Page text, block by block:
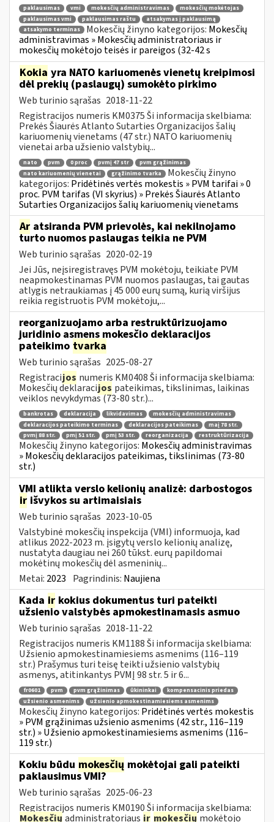
paklausimas vmi mokesčių administravimas
mokesčių mokėtojas
paklausimas vmi
paklausimas raštu
atsakymas į paklausimą
atsakymo terminas
Mokesčių žinyno kategorijos: Mokesčių
administravimas » Mokesčių administratoriaus ir
mokesčių mokėtojo teisės ir pareigos (32-42 s
Kokia yra NATO kariuomenės vienetų kreipimosi
dėl prekių (paslaugų) sumokėto pirkimo
Web turinio sąrašas 2018-11-22
Registracijos numeris KM0375 Ši informacija skelbiama:
Prekės Šiaurės Atlanto Sutarties Organizacijos šalių
kariuomenių vienetams (47 str.) NATO kariuomenių
vienetai arba užsienio valstybių...
nato pvm 0 proc pvmį 47 str
pvm grąžinimas
nato kariuomenių vienetai
grąžinimo tvarka
Mokesčių žinyno
kategorijos: Pridėtinės vertės mokestis » PVM tarifai » 0
proc. PVM tarifas (VI skyrius) » Prekės Šiaurės Atlanto
Sutarties Organizacijos šalių kariuomenių vienetams
Ar atsiranda PVM prievolės, kai nekilnojamo
turto nuomos paslaugas teikia ne PVM
Web turinio sąrašas 2020-02-19
Jei Jūs, neįsiregistravęs PVM mokėtoju, teikiate PVM
neapmokestinamas PVM nuomos paslaugas, tai gautas
atlygis netraukiamas į 45 000 eurų sumą, kurią viršijus
reikia registruotis PVM mokėtoju,...
reorganizuojamo arba restruktūrizuojamo
juridinio asmens mokesčio deklaracijos
pateikimo tvarka
Web turinio sąrašas 2025-08-27
Registracijos numeris KM0408 Ši informacija skelbiama:
Mokesčių deklaracijos pateikimas, tikslinimas, laikinas
veiklos nevykdymas (73-80 str.)...
bankrotas deklaracija likvidavimas
mokesčių administravimas
deklaracijos pateikimo terminas
deklaracijos pateikimas
maį 78 str.
pvmį 88 str.
pmį 51 str. pmį 53 str. reorganizacija restruktūrizacija
Mokesčių žinyno kategorijos: Mokesčių administravimas
» Mokesčių deklaracijos pateikimas, tikslinimas (73-80
str.)
VMI atlikta verslo kelionių analizė: darbostogos
ir išvykos su artimaisiais
Web turinio sąrašas 2023-10-05
Valstybinė mokesčių inspekcija (VMI) informuoja, kad
atlikus 2022-2023 m. įsigytų verslo kelionių analizę,
nustatyta daugiau nei 260 tūkst. eurų papildomai
mokėtinų mokesčių dėl asmeninių...
Metai: 2023 Pagrindinis: Naujiena
Kada ir kokius dokumentus turi pateikti
užsienio valstybės apmokestinamasis asmuo
Web turinio sąrašas 2018-11-22
Registracijos numeris KM1188 Ši informacija skelbiama:
Užsienio apmokestinamiesiems asmenims (116–119
str.) Prašymus turi teisę teikti užsienio valstybių
asmenys, atitinkantys PVMĮ 98 str. 5 ir 6...
fr0601 pvm pvm grąžinimas ūkininkai
kompensacinis priedas
užsienio asmenims
užsienio apmokestinamiesiems asmenims
Mokesčių žinyno kategorijos: Pridėtinės vertės mokestis
» PVM grąžinimas užsienio asmenims (42 str., 116–119
str.) » Užsienio apmokestinamiesiems asmenims (116–
119 str.)
Kokiu būdu mokesčių mokėtojai gali pateikti
paklausimus VMI?
Web turinio sąrašas 2025-06-23
Registracijos numeris KM0190 Ši informacija skelbiama:
Mokesčių administratoriaus ir mokesčių mokėtojo